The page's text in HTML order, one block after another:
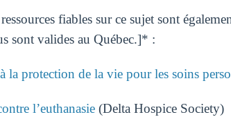
fiables sur ce sujet sont
sont valides au Québec.]* :
la protection de la vie pour les soins
l’euthanasie(Delta Hospice Society)